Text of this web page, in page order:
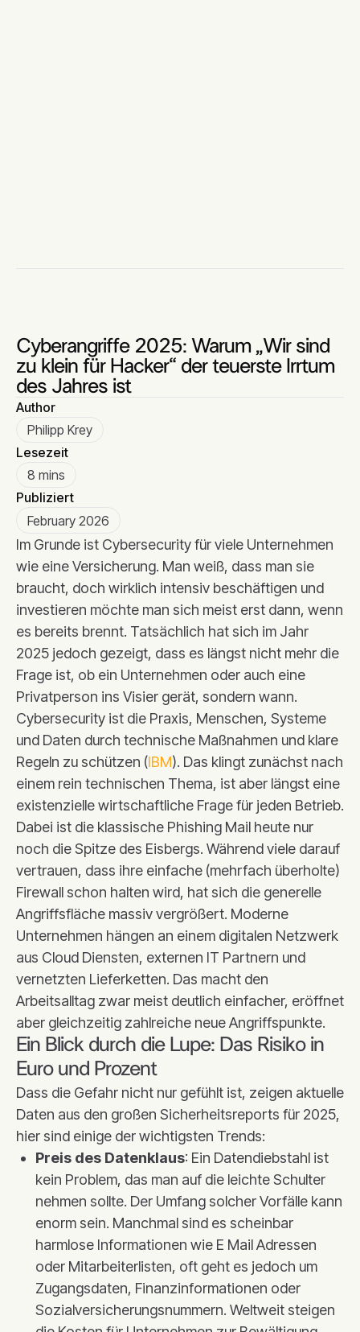
Cyberangriffe 2025: Warum „Wir sind
zu klein für Hacker“ der teuerste Irrtum
des Jahres ist
Author
Philipp Krey
Lesezeit
8 mins
Publiziert
February 2026
Im Grunde ist Cybersecurity für viele Unternehmen
wie eine Versicherung. Man weiß, dass man sie
braucht, doch wirklich intensiv beschäftigen und
investieren möchte man sich meist erst dann, wenn
es bereits brennt. Tatsächlich hat sich im Jahr
2025 jedoch gezeigt, dass es längst nicht mehr die
Frage ist, ob ein Unternehmen oder auch eine
Privatperson ins Visier gerät, sondern wann.
Cybersecurity ist die Praxis, Menschen, Systeme
und Daten durch technische Maßnahmen und klare
Regeln zu schützen (IBM). Das klingt zunächst nach
einem rein technischen Thema, ist aber längst eine
existenzielle wirtschaftliche Frage für jeden Betrieb.
Dabei ist die klassische Phishing Mail heute nur
noch die Spitze des Eisbergs. Während viele darauf
vertrauen, dass ihre einfache (mehrfach überholte)
Firewall schon halten wird, hat sich die generelle
Angriffsfläche massiv vergrößert. Moderne
Unternehmen hängen an einem digitalen Netzwerk
aus Cloud Diensten, externen IT Partnern und
vernetzten Lieferketten. Das macht den
Arbeitsalltag zwar meist deutlich einfacher, eröffnet
aber gleichzeitig zahlreiche neue Angriffspunkte.
Ein Blick durch die Lupe: Das Risiko in
Euro und Prozent
Dass die Gefahr nicht nur gefühlt ist, zeigen aktuelle
Daten aus den großen Sicherheitsreports für 2025,
hier sind einige der wichtigsten Trends:
Preis des Datenklaus: Ein Datendiebstahl ist
kein Problem, das man auf die leichte Schulter
nehmen sollte. Der Umfang solcher Vorfälle kann
enorm sein. Manchmal sind es scheinbar
harmlose Informationen wie E Mail Adressen
oder Mitarbeiterlisten, oft geht es jedoch um
Zugangsdaten, Finanzinformationen oder
Sozialversicherungsnummern. Weltweit steigen